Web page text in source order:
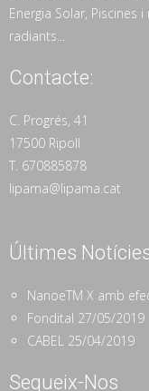
Energia Solar, Piscines
radiants...
Contacte:
C. Progrés, 41
17500 Ripoll
T. 670885878
lipama@lipama.cat
Últimes
NanoeTM X amb
Fondital 27/05/2019
CABEL 25/04/2019
Segueix-Nos